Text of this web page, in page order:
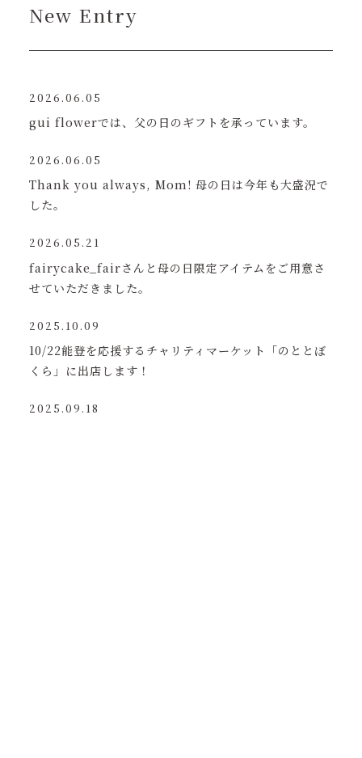
New Entry
2026.06.05
gui flowerでは、父の日のギフトを承っています。
2026.06.05
Thank you always, Mom! 母の日は今年も大盛況で
した。
2026.05.21
fairycake_fairさんと母の日限定アイテムをご用意さ
せていただきました。
2025.10.09
10/22能登を応援するチャリティマーケット「のととぼ
くら」に出店します！
2025.09.18